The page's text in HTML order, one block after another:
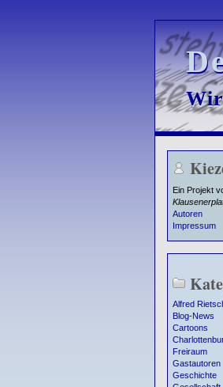
Ein Projekt
Autoren
Impressum
Alfred
Blog-News
Cartoons
Freiraum
Gastautoren
Geschichte